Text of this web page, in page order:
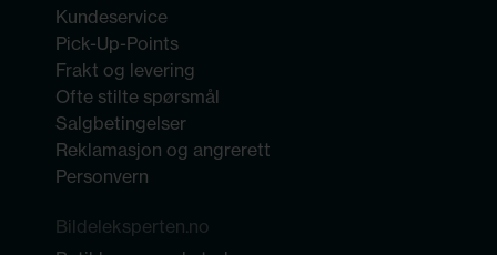
Kundeservice
Pick-Up-Points
Frakt og levering
Ofte stilte spørsmål
Salgbetingelser
Reklamasjon og angrerett
Personvern
Bildeleksperten.no